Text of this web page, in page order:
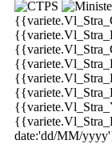
date:'dd/MM/